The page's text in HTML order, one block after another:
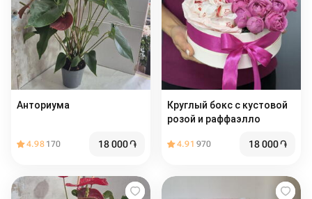
Анториума
4.98 170 18 000֏
Круглый бокс с кустовой
розой и раффаэлло
4.91 970 18 000֏